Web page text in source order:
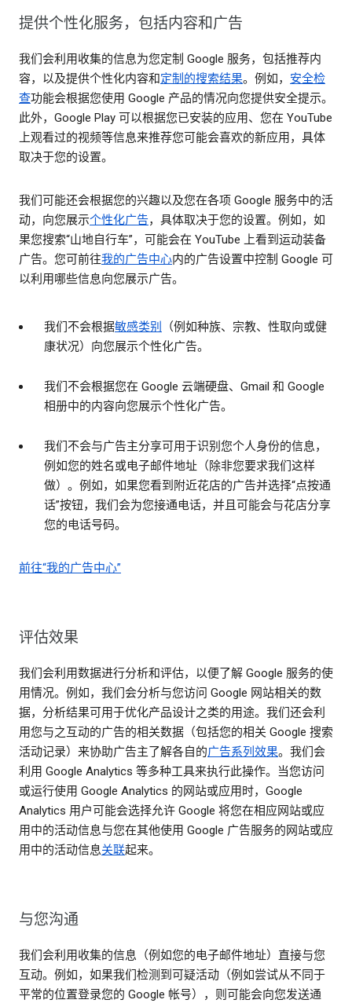
提供个性化服务，包括内容和广告
我们会利用收集的信息为您定制 Google 服务，包括推荐内
容，以及提供个性化内容和定制的搜索结果。例如， 安全检
查功能会根据您使用 Google 产品的情况向您提供安全提示。
此外，Google Play 可以根据您已安装的应用、您在 YouTube
上观看过的视频等信息来推荐您可能会喜欢的新应用，具体
取决于您的设置。
我们可能还会根据您的兴趣以及您在各项 Google 服务中的活
动，向您展示个性化广告，具体取决于您的设置。例如，如
果您搜索“山地自行车”，可能会在 YouTube 上看到运动装备
广告。您可前往我的广告中心内的广告设置中控制 Google 可
以利用哪些信息向您展示广告。
我们不会根据敏感类别
（例如种族、宗教、性取向或健
康状况）向您展示个性化广告。
我们不会根据您在 Google 云端硬盘、Gmail 和 Google
相册中的内容向您展示个性化广告。
我们不会与广告主分享可用于识别您个人身份的信息，
例如您的姓名或电子邮件地址（除非您要求我们这样
做）。例如，如果您看到附近花店的广告并选择“点按通
话”按钮，我们会为您接通电话，并且可能会与花店分享
您的电话号码。
前往“我的广告中心”
评估效果
我们会利用数据进行分析和评估，以便了解 Google 服务的使
用情况。例如，我们会分析与您访问 Google 网站相关的数
据，分析结果可用于优化产品设计之类的用途。我们还会利
用您与之互动的广告的相关数据（包括您的相关 Google 搜索
活动记录）来协助广告主了解各自的广告系列效果。我们会
利用 Google Analytics 等多种工具来执行此操作。当您访问
或运行使用 Google Analytics 的网站或应用时，Google
Analytics 用户可能会选择允许 Google 将您在相应网站或应
用中的活动信息与您在其他使用 Google 广告服务的网站或应
用中的活动信息关联起来。
与您沟通
我们会利用收集的信息（例如您的电子邮件地址）直接与您
互动。例如，如果我们检测到可疑活动（例如尝试从不同于
平常的位置登录您的 Google 帐号），则可能会向您发送通